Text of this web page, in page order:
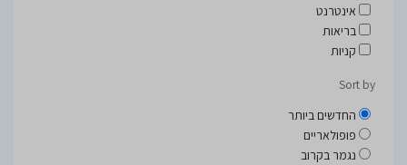
אינטרנט
בריאות
קניות
Sort by
החדשים ביותר
פופולאריים
נגמר בקרוב